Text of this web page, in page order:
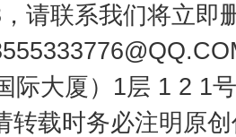
请联系我们将立即
际大厦）1层 1 2 1
转载时务必注明原
益有保障